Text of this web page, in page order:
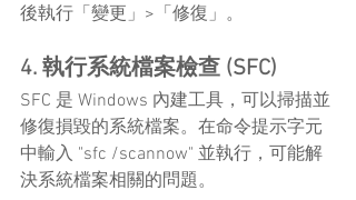
後執行「變更」>「修復」。
4. 執行系統檔案檢查 (SFC)
SFC 是 Windows 內建工具，可以掃描並
修復損毀的系統檔案。在命令提示字元
中輸入 "sfc /scannow" 並執行，可能解
決系統檔案相關的問題。